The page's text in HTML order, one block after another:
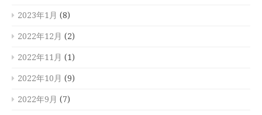
2023年1月 (8)
2022年12月 (2)
2022年11月 (1)
2022年10月 (9)
2022年9月 (7)